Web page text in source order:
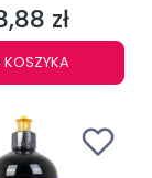
zł